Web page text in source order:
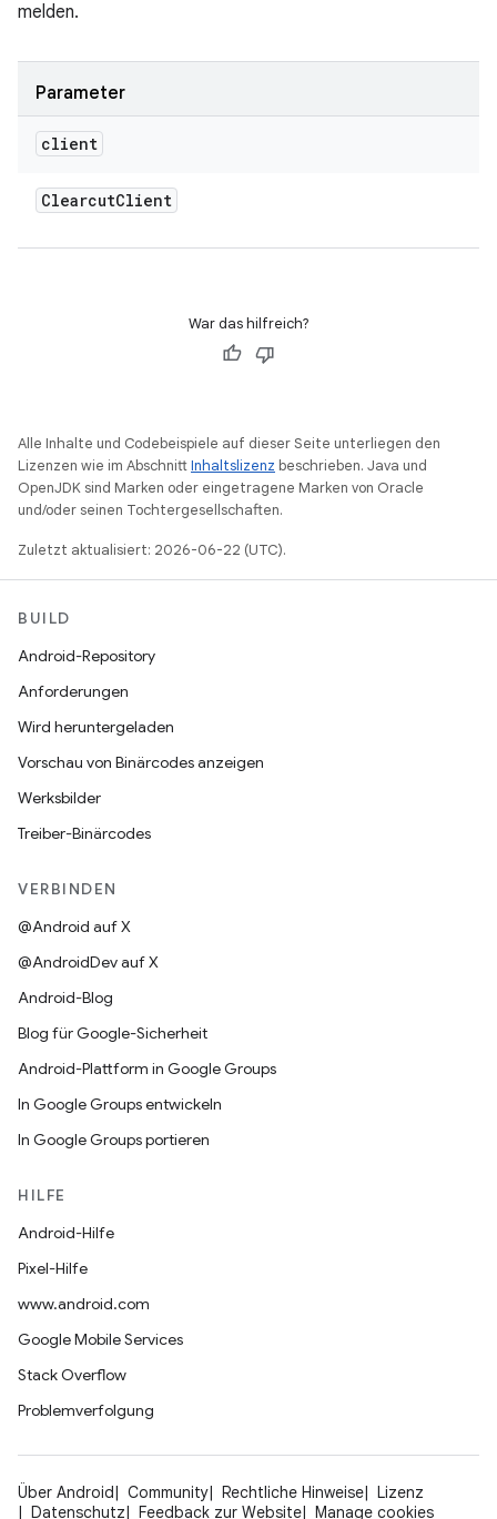
melden.
Parameter
client
ClearcutClient
War das hilfreich?
Alle Inhalte und Codebeispiele auf dieser Seite unterliegen den
Lizenzen wie im AbschnittInhaltslizenz beschrieben. Java und
OpenJDK sind Marken oder eingetragene Marken von Oracle
und/oder seinen Tochtergesellschaften.
Zuletzt aktualisiert: 2026-06-22 (UTC).
BUILD
Android-Repository
Anforderungen
Wird heruntergeladen
Vorschau von Binärcodes anzeigen
Werksbilder
Treiber-Binärcodes
VERBINDEN
@Android auf X
@AndroidDev auf X
Android-Blog
Blog für Google-Sicherheit
Android-Plattform in Google Groups
In Google Groups entwickeln
In Google Groups portieren
HILFE
Android-Hilfe
Pixel-Hilfe
www.android.com
Google Mobile Services
Stack Overflow
Problemverfolgung
Über Android Community Rechtliche Hinweise
Lizenz
Datenschutz
Feedback zur Website Manage cookies